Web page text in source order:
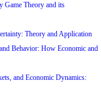
Game Theory and its
Theory and Application
Behavior: How Economic and
and Economic Dynamics: